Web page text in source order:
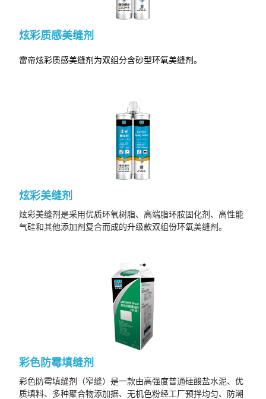
炫彩质感美缝剂
雷帝炫彩质感美缝剂为双组分含砂型环氧美缝剂。
炫彩美缝剂
炫彩美缝剂是采用优质环氧树脂、高端脂环胺固化剂、高性能
气硅和其他添加剂复合而成的升级款双组份环氧美缝剂。
彩色防霉填缝剂
彩色防霉填缝剂（窄缝）是一款由高强度普通硅酸盐水泥、优
质填料、多种聚合物添加据、无机色粉经工厂预拌均匀、防潮